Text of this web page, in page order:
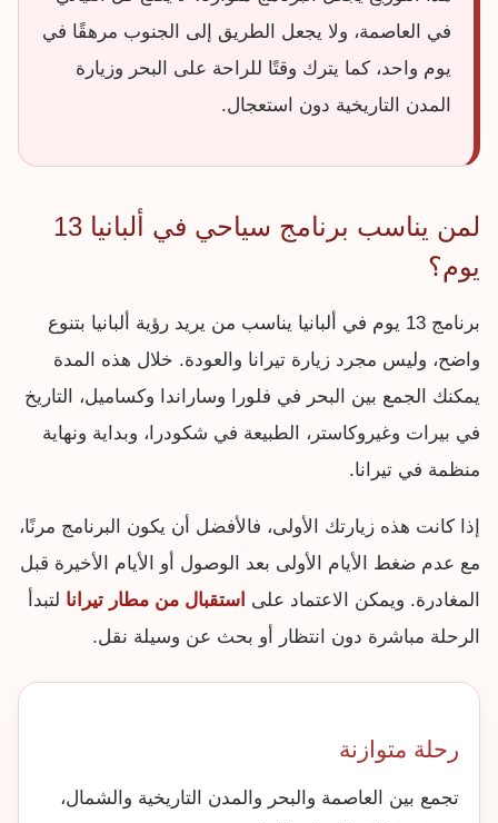
في العاصمة، ولا يجعل الطريق إلى الجنوب مرهقًا في
يوم واحد، كما يترك وقتًا للراحة على البحر وزيارة
المدن التاريخية دون استعجال.
لمن يناسب برنامج سياحي في ألبانيا 13
يوم؟
برنامج 13 يوم في ألبانيا يناسب من يريد رؤية ألبانيا بتنوع
واضح، وليس مجرد زيارة تيرانا والعودة. خلال هذه المدة
يمكنك الجمع بين البحر في فلورا وساراندا وكساميل، التاريخ
في بيرات وغيروكاستر، الطبيعة في شكودرا، وبداية ونهاية
منظمة في تيرانا.
إذا كانت هذه زيارتك الأولى، فالأفضل أن يكون البرنامج مرنًا،
مع عدم ضغط الأيام الأولى بعد الوصول أو الأيام الأخيرة قبل
المغادرة. ويمكن الاعتماد على استقبال من مطار تيرانا لتبدأ
الرحلة مباشرة دون انتظار أو بحث عن وسيلة نقل.
رحلة متوازنة
تجمع بين العاصمة والبحر والمدن التاريخية والشمال،